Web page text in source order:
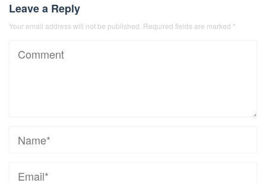
Leave a Reply
Your email address will not be published. Required fields are marked *